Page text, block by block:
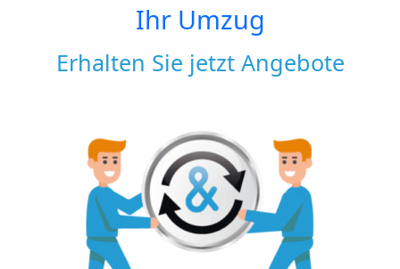
Ihr Umzug
Erhalten Sie jetzt Angebote